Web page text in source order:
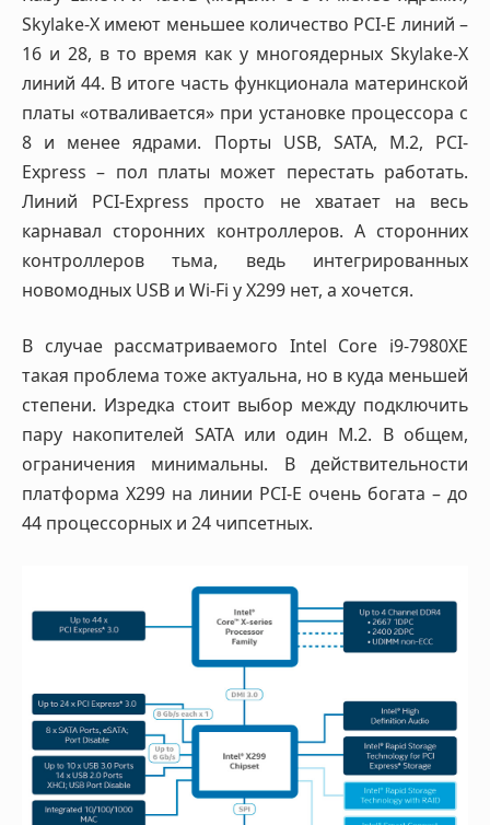
Skylake-X имеют меньшее количество PCI-E линий –
16 и 28, в то время как у многоядерных Skylake-X
линий 44. В итоге часть функционала материнской
платы «отваливается» при установке процессора с
8 и менее ядрами. Порты USB, SATA, M.2, PCI-
Express – пол платы может перестать работать.
Линий PCI-Express просто не хватает на весь
карнавал сторонних контроллеров. А сторонних
контроллеров тьма, ведь интегрированных
новомодных USB и Wi-Fi у X299 нет, а хочется.
В случае рассматриваемого Intel Core i9-7980XE
такая проблема тоже актуальна, но в куда меньшей
степени. Изредка стоит выбор между подключить
пару накопителей SATA или один M.2. В общем,
ограничения минимальны. В действительности
платформа X299 на линии PCI-E очень богата – до
44 процессорных и 24 чипсетных.